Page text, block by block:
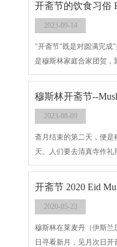
开斋节的饮食习俗
2023-09-14
"开斋节"既是对圆满完成"
是穆斯林家庭合家团贺，
is both a celebration of the
month of Ramadan, and is
穆斯林开斋节--
2023-08-09
斋月结束的第二天，便是
天。人们要去清真寺作
贺，许多青年男女也特
增添了喜庆气氛。 The
mosque for worship.
each other. Many young
hold a grand wedding at this
开斋节 2020 Eid
2020-05-23
穆斯林在莱麦丹（伊斯
日寻看新月，见月次日开